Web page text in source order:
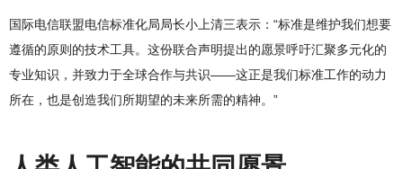
国际电信联盟电信标准化局局长小上清三表示：“标准是维护我们想要
遵循的原则的技术工具。这份联合声明提出的愿景呼吁汇聚多元化的
专业知识，并致力于全球合作与共识——这正是我们标准工作的动力
所在，也是创造我们所期望的未来所需的精神。”